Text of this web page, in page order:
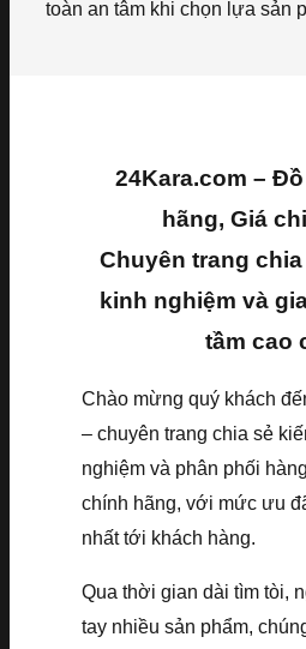
toàn an tâm khi chọn lựa sản
24Kara.com –
hãng, Giá
Chuyên trang
kinh nghiệm và
tầm cao
Chào mừng quý khách
– chuyên trang chia sẻ
nghiệm và phân phối
chính hãng, với mức ưu
nhất tới khách hàng.
Qua thời gian dài tìm tòi,
tay nhiều sản phẩm,